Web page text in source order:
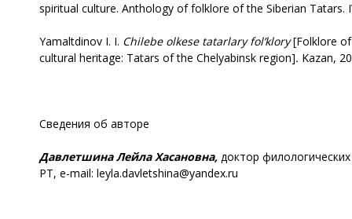
spiritual culture. Anthology of folklore of the Siberian Tatars.
Yamaltdinov I. I. Chilebe olkese tatarlary fol’klory[Folklore
cultural heritage: Tatars of the Chelyabinsk region]. Kazan,
Сведения об авторе
Давлетшина Лейла Хасановна, доктор
РТ, e-mail: leyla.davletshina@yandex.ru